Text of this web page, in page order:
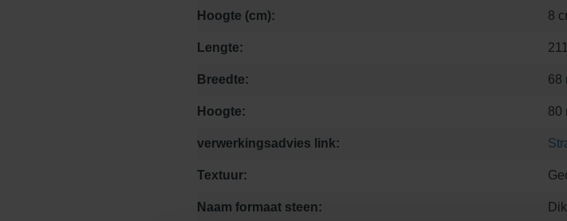
Hoogte (cm): 8
Lengte:
Breedte: 68
Hoogte: 80
verwerkingsadvies link:
Textuur:
Naam formaat steen: